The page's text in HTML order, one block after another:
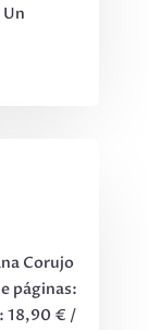
Corujo
páginas:
18,90 € /